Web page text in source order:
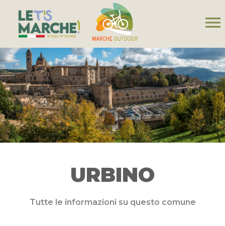
menu
URBINO
Tutte le informazioni su questo comune